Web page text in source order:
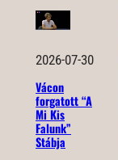
2026-07-30
Vácon
forgatott “A
Mi Kis
Falunk”
Stábja